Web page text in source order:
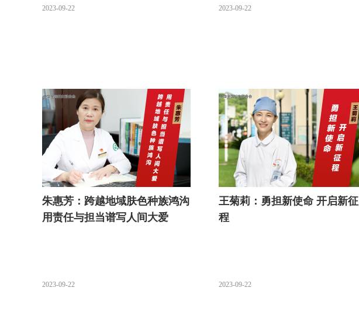
2023-09-22 2023-09-22
朱惠芳：跨越地域肤色种族鸿沟
用责任与担当谱写人间大爱
2023-09-22
王菊莉：勇担新使命 开启新征
程
2023-09-22